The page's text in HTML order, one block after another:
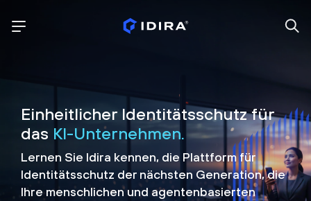
Einheitlicher Identitätsschutz für
das KI-Unternehmen.
Lernen Sie Idira kennen, die Plattformfür
Identitätsschutz der nächsten Generation, die
Ihre menschlichen und agentenbasierten